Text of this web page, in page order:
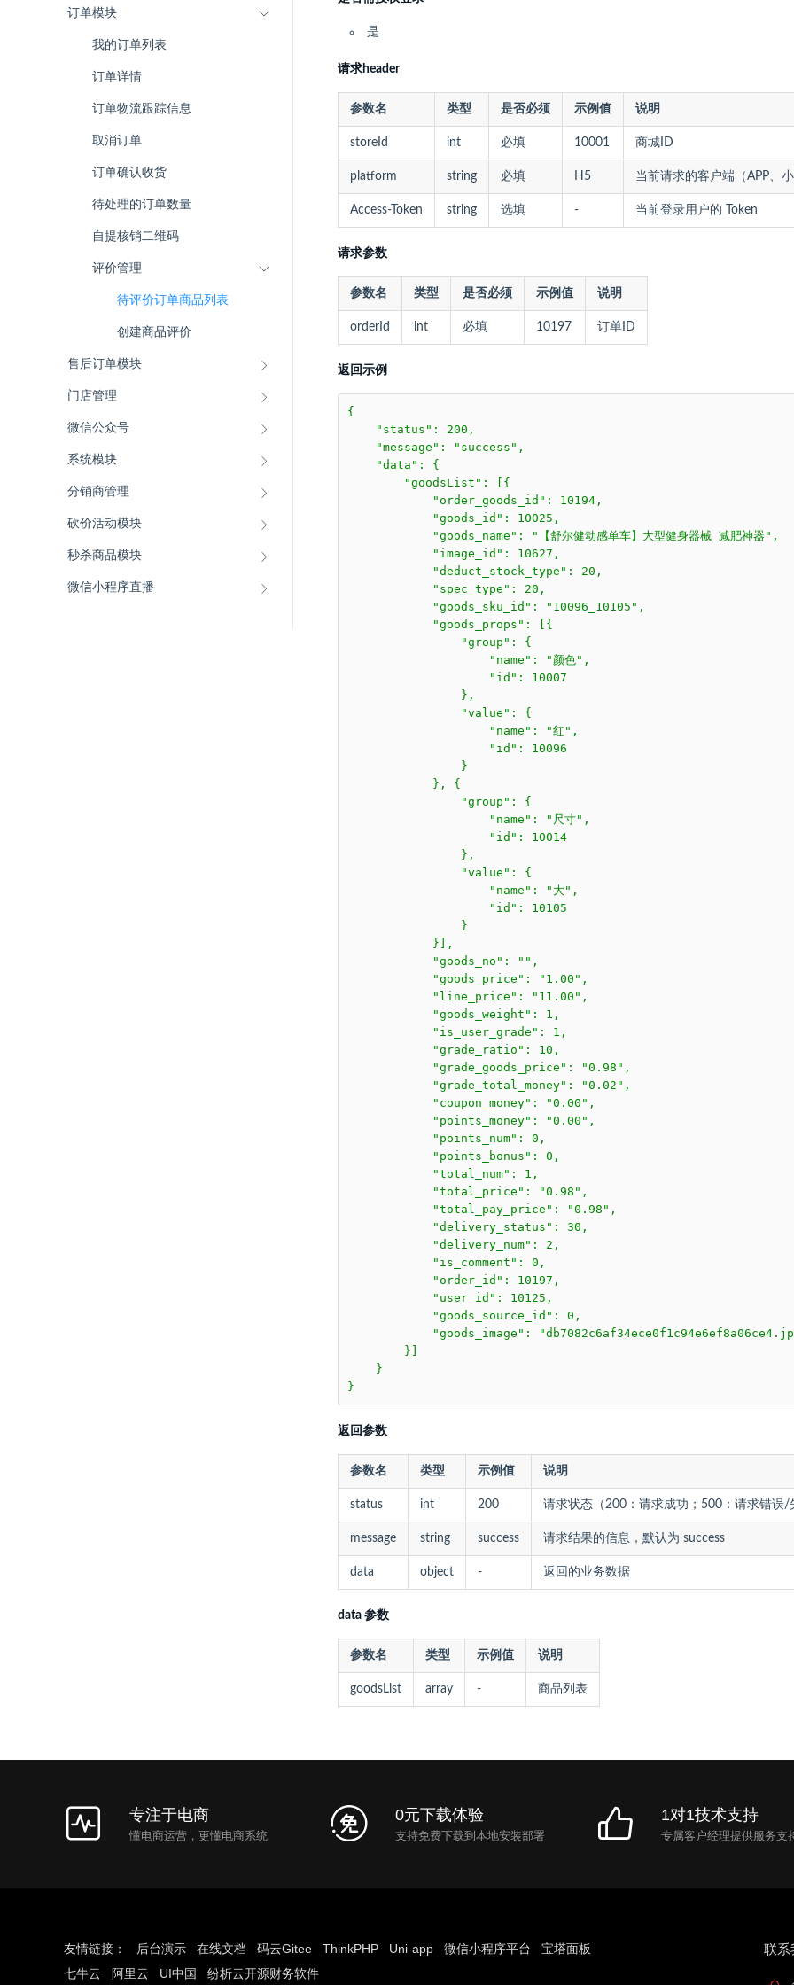
订单模块
我的订单列表
订单详情
订单物流跟踪信息
取消订单
订单确认收货
待处理的订单数量
自提核销二维码
评价管理
待评价订单商品列表
创建商品评价
售后订单模块
门店管理
微信公众号
系统模块
分销商管理
砍价活动模块
秒杀商品模块
微信小程序直播
是
请求header
参数名 类型 是否必须 示例值 说明
storeId int 必填 10001 商城ID
platform string 必填 H5 当前请求的客户端（APP、
Access-Token string 选填 - 当前登录用户的 Token
请求参数
参数名 类型 是否必须 示例值 说明
orderId int 必填 10197 订单ID
返回示例
{
    "status": 200,
    "message": "success",
    "data": {
        "goodsList": [{
            "order_goods_id": 10194,
            "goods_id": 10025,
            "goods_name": "【舒尔健动感单车】大型健身器械 减肥神器",
            "image_id": 10627,
            "deduct_stock_type": 20,
            "spec_type": 20,
            "goods_sku_id": "10096_10105",
            "goods_props": [{
                "group": {
                    "name": "颜色",
                    "id": 10007
                },
                "value": {
                    "name": "红",
                    "id": 10096
                }
            }, {
                "group": {
                    "name": "尺寸",
                    "id": 10014
                },
                "value": {
                    "name": "大",
                    "id": 10105
                }
            }],
            "goods_no": "",
            "goods_price": "1.00",
            "line_price": "11.00",
            "goods_weight": 1,
            "is_user_grade": 1,
            "grade_ratio": 10,
            "grade_goods_price": "0.98",
            "grade_total_money": "0.02",
            "coupon_money": "0.00",
            "points_money": "0.00",
            "points_num": 0,
            "points_bonus": 0,
            "total_num": 1,
            "total_price": "0.98",
            "total_pay_price": "0.98",
            "delivery_status": 30,
            "delivery_num": 2,
            "is_comment": 0,
            "order_id": 10197,
            "user_id": 10125,
            "goods_source_id": 0,
"goods_image":
        }]
    }
}
返回参数
参数名 类型 示例值 说明
status int 200 请求状态（200：请求成功；500：请求错误/
message string success 请求结果的信息，默认为 success
data object - 返回的业务数据
data 参数
参数名 类型 示例值 说明
goodsList array - 商品列表
专注于电商
懂电商运营，更懂电商系统
0元下载体验
支持免费下载到本地安装部署
1对1技术支持
专属客户经理提供服务支
友情链接： 后台演示 在线文档 码云Gitee ThinkPHP Uni-app 微信小程序平台
宝塔面板
七牛云
阿里云 UI中国 纷析云开源财务软件
联系